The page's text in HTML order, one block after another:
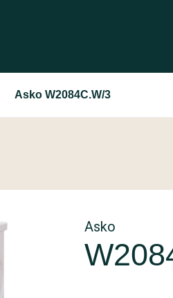
Asko W2084C.W/3
Asko